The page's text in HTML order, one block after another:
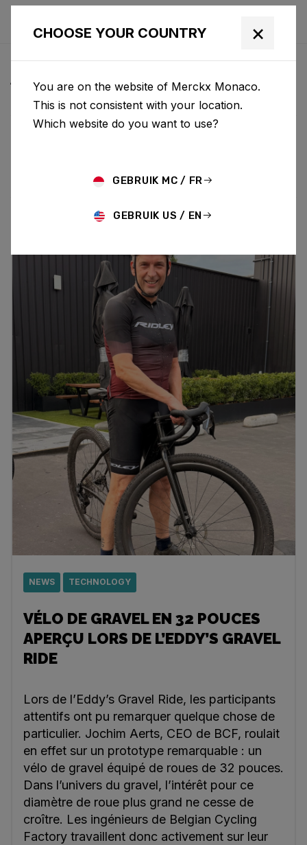
ACTUS & MISES À JOUR
TECHNOLOGY
STORY BIKE LAUNCH
NEWS TECHNOLOGY
VÉLO DE GRAVEL EN 32 POUCES
APERÇU LORS DE L’EDDY’S GRAVEL
RIDE
Lors de l’Eddy’s Gravel Ride, les participants
attentifs ont pu remarquer quelque chose de
particulier. Jochim Aerts, CEO de BCF, roulait
en effet sur un prototype remarquable : un
vélo de gravel équipé de roues de 32 pouces.
Dans l’univers du gravel, l’intérêt pour ce
diamètre de roue plus grand ne cesse de
croître. Les ingénieurs de Belgian Cycling
Factory travaillent donc activement sur leur
CHOOSE YOUR COUNTRY ×
You are on the website of Merckx Monaco.
This is not consistent with your location.
Which website do you want to use?
GEBRUIK MC / FR
GEBRUIK US / EN